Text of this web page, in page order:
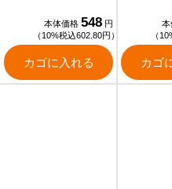
本体価格 548 円
（10%税込602.80円）
カゴに入れる
本
（
カゴ